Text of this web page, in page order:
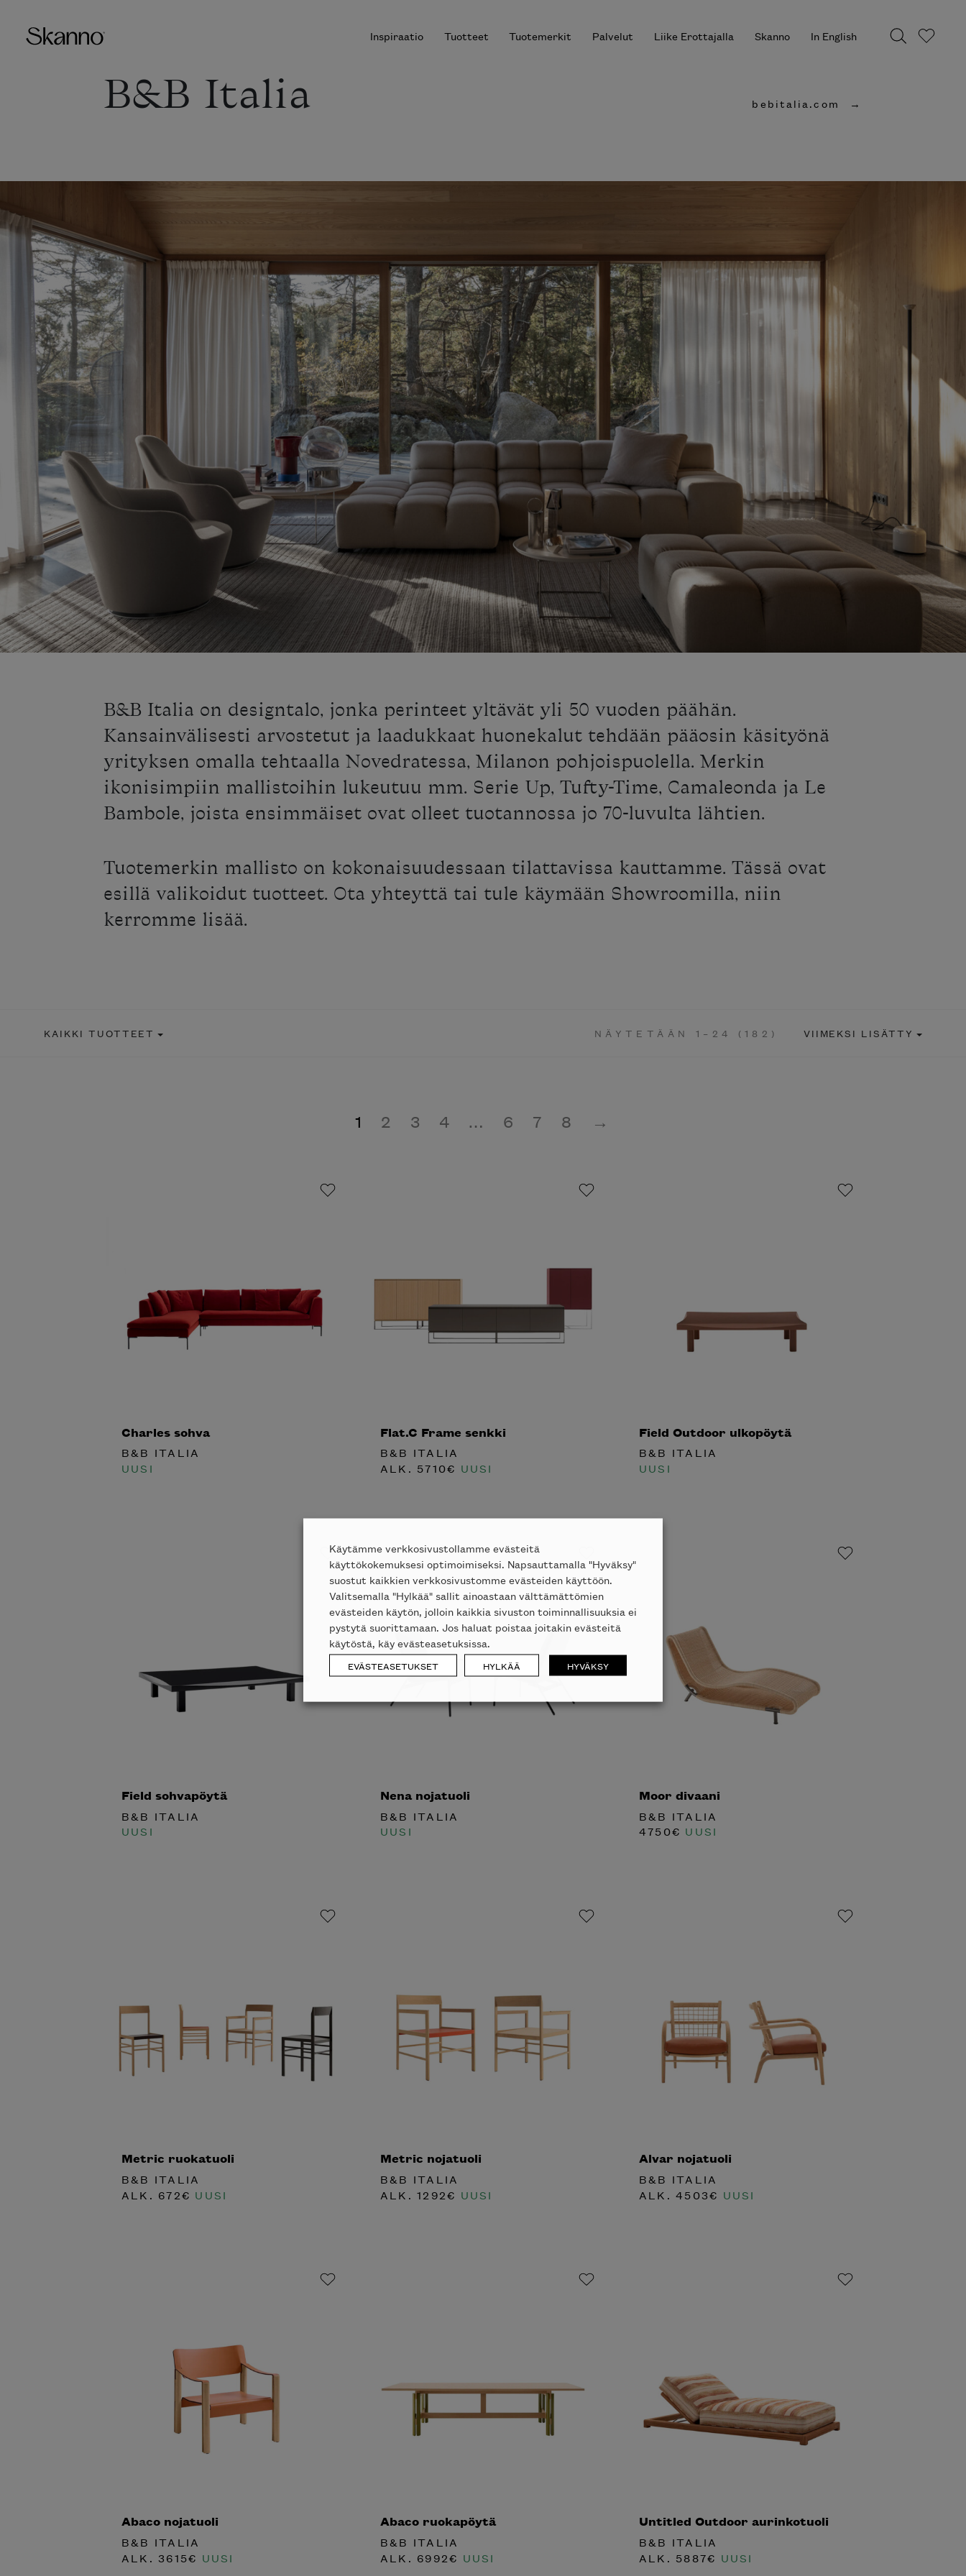
Inspiraatio Tuotteet Tuotemerkit Palvelut Liike Erottajalla Skanno In English
Haku
B&B Italia bebitalia.com
B&B Italia on designtalo, jonka perinteet yltävät yli 50 vuoden päähän.
Kansainvälisesti arvostetut ja laadukkaat huonekalut tehdään pääosin käsityönä
yrityksen omalla tehtaalla Novedratessa, Milanon pohjoispuolella. Merkin
ikonisimpiin mallistoihin lukeutuu mm. Serie Up, Tufty-Time, Camaleonda ja Le
Bambole, joista ensimmäiset ovat olleet tuotannossa jo 70-luvulta lähtien.
Tuotemerkin mallisto on kokonaisuudessaan tilattavissa kauttamme. Tässä ovat
esillä valikoidut tuotteet. Ota yhteyttä tai tule käymään Showroomilla, niin
kerromme lisää.
KAIKKI TUOTTEET NÄYTETÄÄN 1–24 (182) VIIMEKSI LISÄTTY
1 2 3 4 … 6 7 8 →
Charles sohva
B&B ITALIA
UUSI
Flat.C Frame senkki
B&B ITALIA
ALK. 5710€ UUSI
Field Outdoor ulkopöytä
B&B ITALIA
UUSI
Field sohvapöytä
B&B ITALIA
UUSI
Nena nojatuoli
B&B ITALIA
UUSI
Moor divaani
B&B ITALIA
4750€ UUSI
Metric ruokatuoli
B&B ITALIA
ALK. 672€ UUSI
Metric nojatuoli
B&B ITALIA
ALK.1292€ UUSI
Alvar nojatuoli
B&B ITALIA
ALK.4503€ UUSI
Abaco nojatuoli
B&B ITALIA
ALK. 3615€ UUSI
Abaco ruokapöytä
B&B ITALIA
ALK. 6992€ UUSI
Untitled Outdoor aurinkotuoli
B&B ITALIA
ALK. 5887€ UUSI
Käytämme verkkosivustollamme evästeitä
käyttökokemuksesi optimoimiseksi. Napsauttamalla "Hyväksy"
suostut kaikkien verkkosivustomme evästeiden käyttöön.
Valitsemalla "Hylkää" sallit ainoastaan välttämättömien
evästeiden käytön, jolloin kaikkia sivuston toiminnallisuuksia ei
pystytä suorittamaan. Jos haluat poistaa joitakin evästeitä
käytöstä, käy evästeasetuksissa.
EVÄSTEASETUKSET HYLKÄÄ HYVÄKSY